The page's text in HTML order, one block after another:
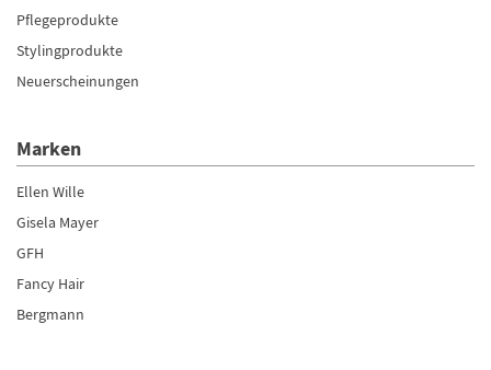
Pflegeprodukte
Stylingprodukte
Neuerscheinungen
Marken
Ellen Wille
Gisela Mayer
GFH
Fancy Hair
Bergmann